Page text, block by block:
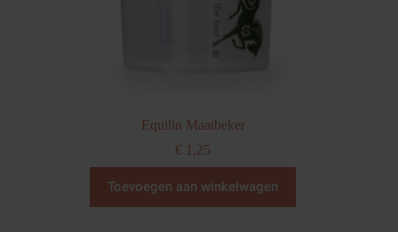
Equilin Maatbeker
€ 1,25
Toevoegen aan winkelwagen